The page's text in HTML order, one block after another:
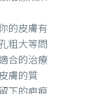
的皮膚有
粗大等問
合的治療
膚的質
下的疤痕